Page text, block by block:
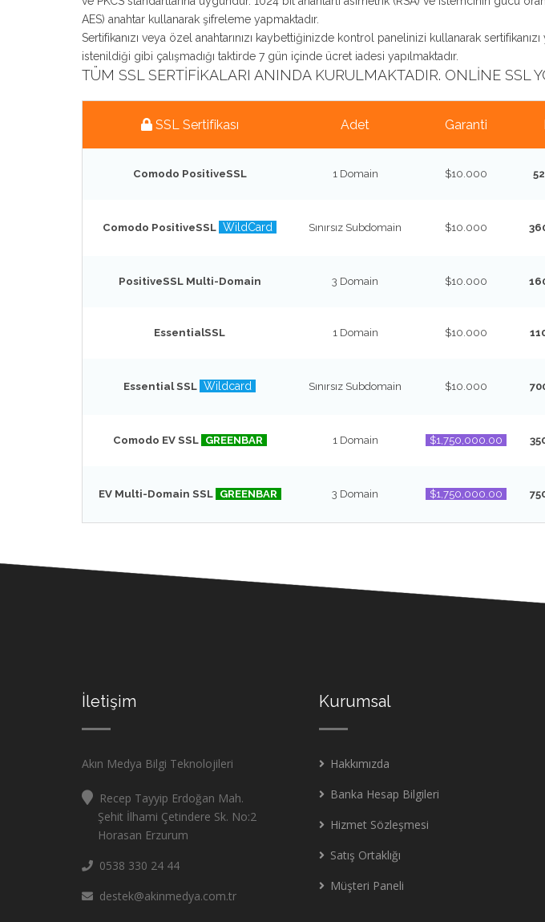
AES) anahtar kullanarak şifreleme yapmaktadır.
Sertifikanızı veya özel anahtarınızı kaybettiğinizde kontrol panelinizi kullanarak
istenildiği gibi çalışmadığı taktirde 7 gün içinde ücret iadesi yapılmaktadır.
TÜM SSL SERTIFIKALARI ANINDA KURULMAKTADIR. ONLINE SSL
SSL Sertifikası Adet Garanti
Comodo PositiveSSL 1 Domain $10.000
Comodo PositiveSSL WildCard Sınırsız Subdomain $10.000
PositiveSSL Multi-Domain 3 Domain $10.000
EssentialSSL 1 Domain $10.000
Essential SSL Wildcard Sınırsız Subdomain $10.000
Comodo EV SSL GREENBAR 1 Domain $1,750,000.00
EV Multi-Domain SSL GREENBAR 3 Domain $1,750,000.00
İletişim
Akın Medya Bilgi Teknolojileri
Recep Tayyip Erdoğan Mah.
Şehit İlhami Çetindere Sk. No:2
Horasan Erzurum
0538 330 24 44
destek@akinmedya.com.tr
Kurumsal
Hakkımızda
Banka Hesap Bilgileri
Hizmet Sözleşmesi
Satış Ortaklığı
Müşteri Paneli